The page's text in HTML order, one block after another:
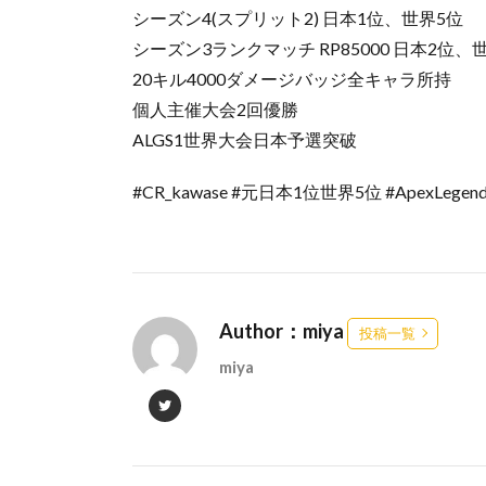
シーズン4(スプリット2) 日本1位、世界5位
シーズン3ランクマッチ RP85000 日本2位、
20キル4000ダメージバッジ全キャラ所持
個人主催大会2回優勝
ALGS1世界大会日本予選突破
#CR_kawase​ #元日本1位世界5位​
Author：miya 投稿一覧
miya